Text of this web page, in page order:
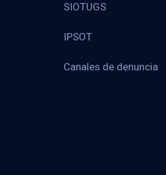
SIOTUGS
IPSOT
Canales de denuncia